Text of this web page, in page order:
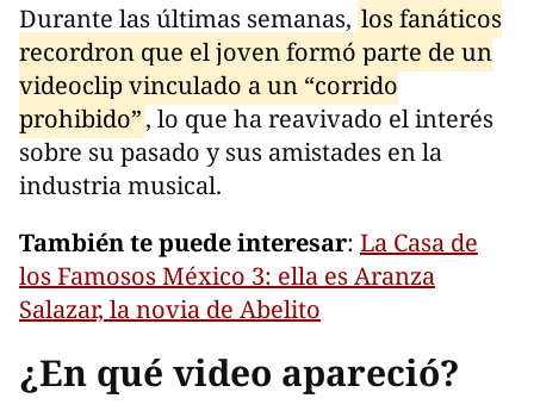
Durante las últimas semanas, los fanáticos
recordron que el joven formó parte de un
videoclip vinculado a un “corrido
prohibido”, lo que ha reavivado el interés
sobre su pasado y sus amistades en la
industria musical.
También te puede interesar: La Casa de
los Famosos México 3: ella es Aranza
Salazar, la novia de Abelito
¿En qué video apareció?